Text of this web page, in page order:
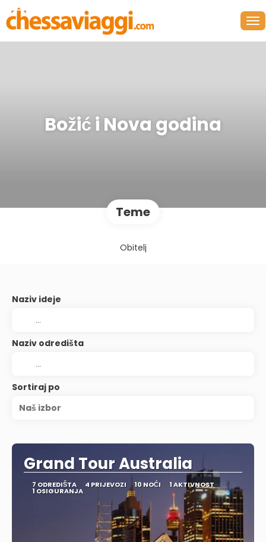
Božić i Nova godina
Teme
Obitelj
Naziv ideje
Naziv odredišta
Sortiraj po
Naš izbor
Grand Tour Australia
7 ODREDIŠTA 4 PRIJEVOZI 10 NOĆI 1 AKTIVNOST
1 OSIGURANJA